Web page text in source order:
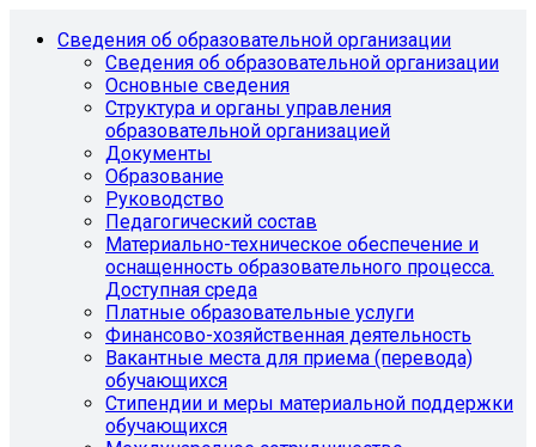
Сведения об образовательной организации
Сведения об образовательной организации
Основные сведения
Структура и органы управления
образовательной организацией
Документы
Образование
Руководство
Педагогический состав
Материально-техническое обеспечение и
оснащенность образовательного процесса.
Доступная среда
Платные образовательные услуги
Финансово-хозяйственная деятельность
Вакантные места для приема (перевода)
обучающихся
Стипендии и меры материальной поддержки
обучающихся